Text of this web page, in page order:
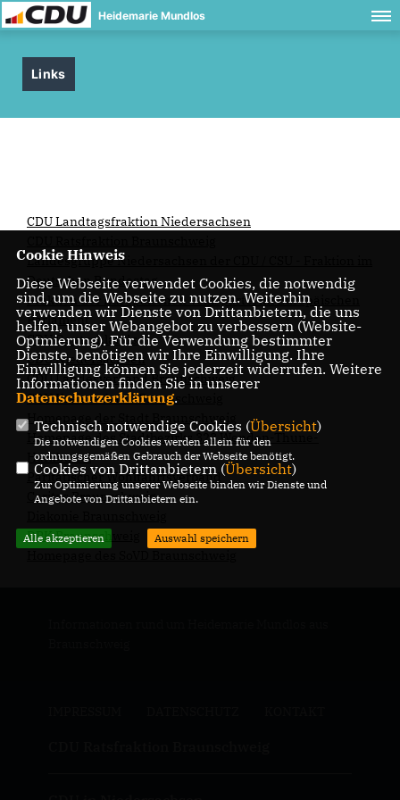
Heidemarie Mundlos
Links
CDU Landtagsfraktion Niedersachsen
Landesgruppe Niedersachsen der CDU / CSU - Fraktion im
Deutschen Bundestag
Fraktion der Europäischen Volkspartei im Europäischen
Parlament
CDU Deutschlands
CDU Niedersachsen
CDU Landesverband Braunschweig
CDU Kreisverband Braunschweig
Homepage der Stadt Braunschweig
Homepage des Stadtbezirks 323 Wenden-Thune-
Harxbüttel
Paritätischer Wohlfahrtsverband
Caritas Braunschweig
DRK Braunschweig
Cookie Hinweis
Diese Webseite verwendet Cookies, die notwendig
sind, um die Webseite zu nutzen. Weiterhin
verwenden wir Dienste von Drittanbietern, die uns
helfen, unser Webangebot zu verbessern (Website-
Optmierung). Für die Verwendung bestimmter
Dienste, benötigen wir Ihre Einwilligung. Ihre
Einwilligung können Sie jederzeit widerrufen. Weitere
Informationen finden Sie in unserer
Datenschutzerklärung.
Technisch notwendige Cookies (Übersicht)
Die notwendigen Cookies werden allein für den
ordnungsgemäßen Gebrauch der Webseite benötigt.
Cookies von Drittanbietern (Übersicht)
Zur Optimierung unserer Webseite binden wir Dienste und
Angebote von Drittanbietern ein.
Alle akzeptieren Auswahl speichern